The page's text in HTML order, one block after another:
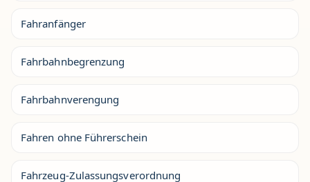
Fahranfänger
Fahrbahnbegrenzung
Fahrbahnverengung
Fahren ohne Führerschein
Fahrzeug-Zulassungsverordnung